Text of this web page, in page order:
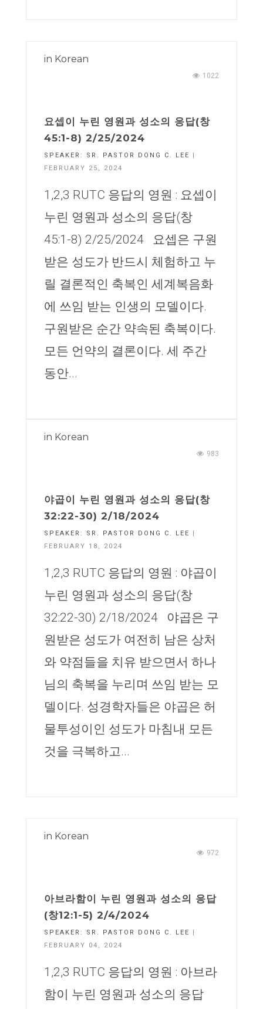
in Korean
1022
요셉이 누린 영원과 성소의 응답(창
45:1-8) 2/25/2024
SPEAKER: SR. PASTOR DONG C. LEE
|
FEBRUARY 25, 2024
1,2,3 RUTC 응답의 영원 : 요셉이
누린 영원과 성소의 응답(창
45:1-8) 2/25/2024 요셉은 구원
받은 성도가 반드시 체험하고 누
릴 결론적인 축복인 세계복음화
에 쓰임 받는 인생의 모델이다.
구원받은 순간 약속된 축복이다.
모든 언약의 결론이다. 세 주간
동안...
in Korean
983
야곱이 누린 영원과 성소의 응답(창
32:22-30) 2/18/2024
SPEAKER: SR. PASTOR DONG C. LEE
|
FEBRUARY 18, 2024
1,2,3 RUTC 응답의 영원 : 야곱이
누린 영원과 성소의 응답(창
32:22-30) 2/18/2024 야곱은 구
원받은 성도가 여전히 남은 상처
와 약점들을 치유 받으면서 하나
님의 축복을 누리며 쓰임 받는 모
델이다. 성경학자들은 야곱은 허
물투성이인 성도가 마침내 모든
것을 극복하고...
in Korean
972
아브라함이 누린 영원과 성소의 응답
(창12:1-5) 2/4/2024
SPEAKER: SR. PASTOR DONG C. LEE
|
FEBRUARY 04, 2024
1,2,3 RUTC 응답의 영원 : 아브라
함이 누린 영원과 성소의 응답